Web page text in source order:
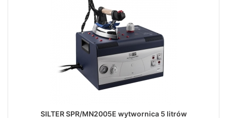
SILTER SPR/MN2005E wytwornica 5 litrów